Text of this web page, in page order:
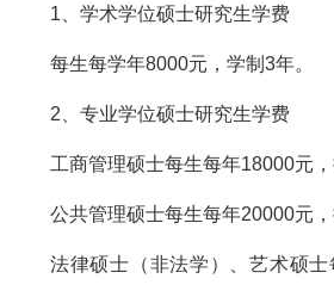
1、学术学位硕士研究生学费
每生每学年8000元，学制3年。
2、专业学位硕士研究生学费
工商管理硕士每生每年18000元，
公共管理硕士每生每年20000元，
法律硕士（非法学）、艺术硕士